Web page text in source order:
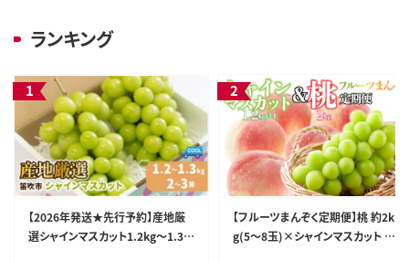
ランキング
【2026年発送★先行予約】産地厳
選シャインマスカット1.2kg～1.3k
【フルーツまんぞく定期便】桃 約2k
g(5～8玉)×シャインマスカット 1.